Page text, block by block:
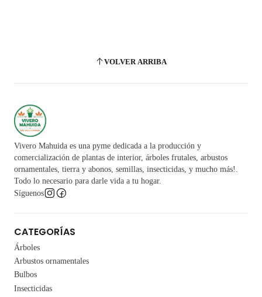
VOLVER ARRIBA
Vivero Mahuida es una pyme dedicada a la producción y
comercialización de plantas de interior, árboles frutales, arbustos
ornamentales, tierra y abonos, semillas, insecticidas, y mucho más!.
Todo lo necesario para darle vida a tu hogar.
Síguenos
CATEGORÍAS
Árboles
Arbustos ornamentales
Bulbos
Insecticidas